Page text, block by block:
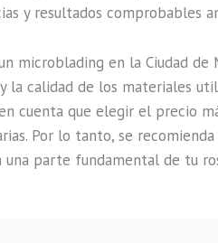
y resultados comprobables
microblading en la Ciudad
la calidad de los materiales
cuenta que elegir el precio
Por lo tanto, se
una parte fundamental de